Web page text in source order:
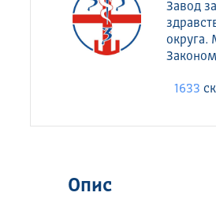
Завод
округа.
1633
Опис